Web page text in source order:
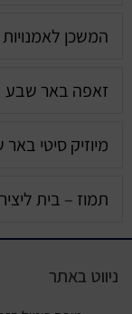
המשכן
זאפה באר שבע
מיוזיק סיטי
תמוז – בית
ניווט באתר